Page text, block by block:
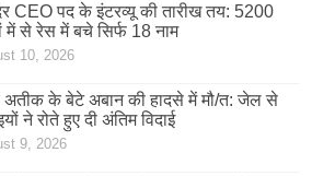
CEO पद के इंटरव्यू की तारीख तय: 5200
में से रेस में बचे सिर्फ 18 नाम
10, 2026
अतीक के बेटे अबान की हादसे में मौ/त: जेल से
ने रोते हुए दी अंतिम विदाई
9, 2026